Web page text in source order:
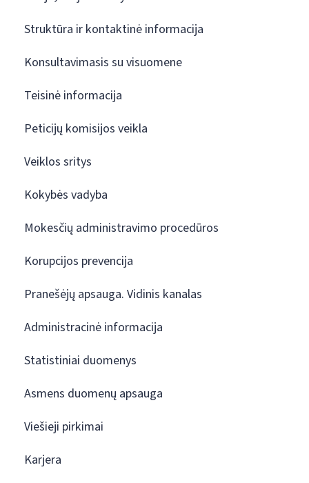
Struktūra ir kontaktinė informacija
Konsultavimasis su visuomene
Teisinė informacija
Peticijų komisijos veikla
Veiklos sritys
Kokybės vadyba
Mokesčių administravimo procedūros
Korupcijos prevencija
Pranešėjų apsauga. Vidinis kanalas
Administracinė informacija
Statistiniai duomenys
Asmens duomenų apsauga
Viešieji pirkimai
Karjera